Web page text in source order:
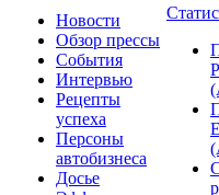
Новости
Обзор прессы
События
Интервью
Рецепты
успеха
Персоны
автобизнеса
Досье